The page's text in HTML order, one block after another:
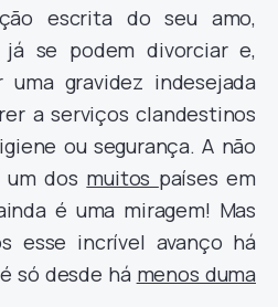
escrita do seu amo,
se podem divorciar e,
uma gravidez indesejada
a serviços clandestinos
ou segurança. A não
dos muitos países em
é uma miragem! Mas
esse incrível avanço há
só desde há menos duma